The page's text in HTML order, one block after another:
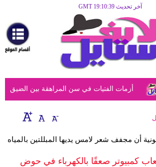
آخر تحديث GMT 19:10:39
مرأة
أزياء
أزياء
إسلامية
ديكور
أزمات الفتيات في سن المراهقة بين الضيق
أن مجفف شعر لامس يديها المبللتين بالمياه
كمبيوتر صعقًا بالكهرباء في حوض